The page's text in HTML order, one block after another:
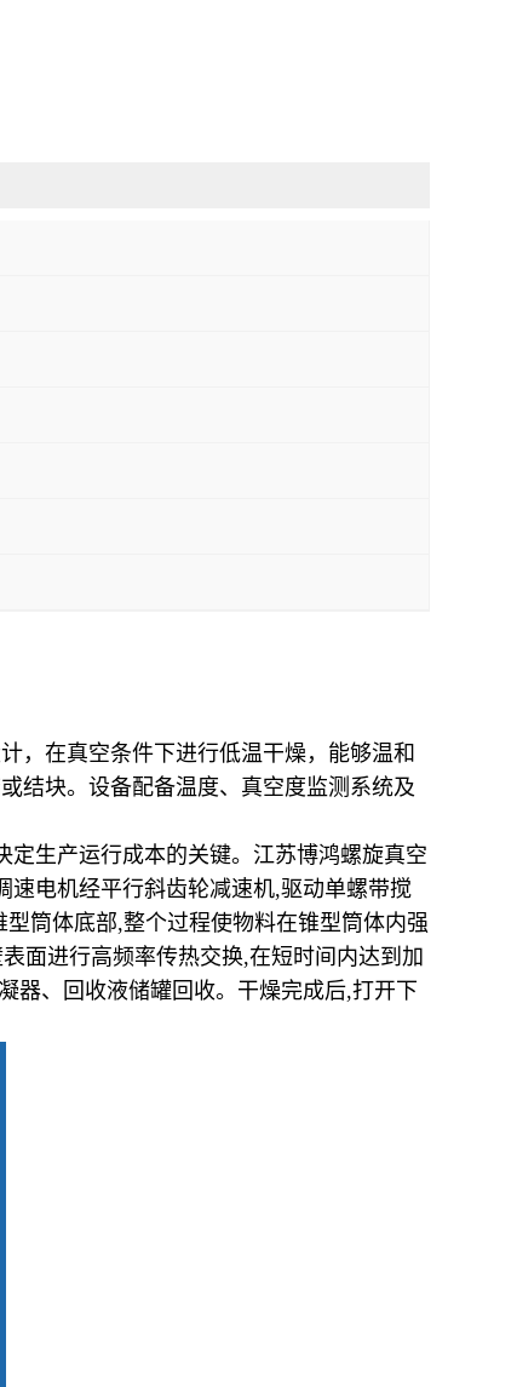
，在真空条件下进行低温干燥，能够温和
结块。设备配备温度、真空度监测系统及
定生产运行成本的关键。 江苏博鸿螺旋真空
速电机经平行斜齿轮减速机,驱动单螺带搅
型筒体底部,整个过程使物料在锥型筒体内强
面进行高频率传热交换,在短时间内达到加
器、回收液储罐回收。干燥完成后,打开下